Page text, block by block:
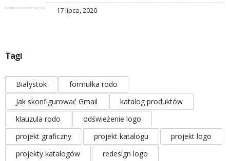
17 lipca, 2020
Tagi
Białystok
formułka rodo
Jak skonfigurować Gmail
katalog produktów
klauzula rodo
odświeżenie logo
projekt graficzny
projekt katalogu
projekt logo
projekty katalogów
redesign logo